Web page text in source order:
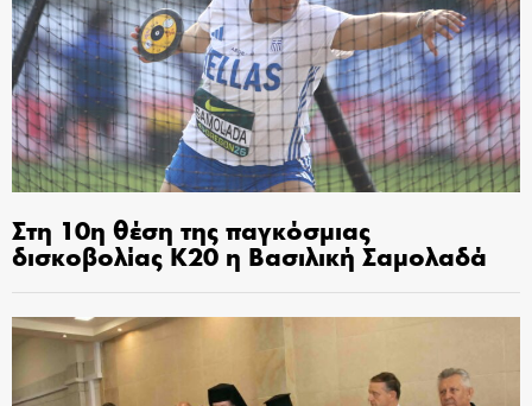
Στη 10η θέση της παγκόσμιας
δισκοβολίας Κ20 η Βασιλική Σαμολαδά